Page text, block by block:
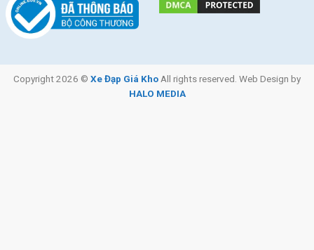
Copyright 2026 © Xe Đạp Giá Kho All rights reserved. Web Design by
HALO MEDIA